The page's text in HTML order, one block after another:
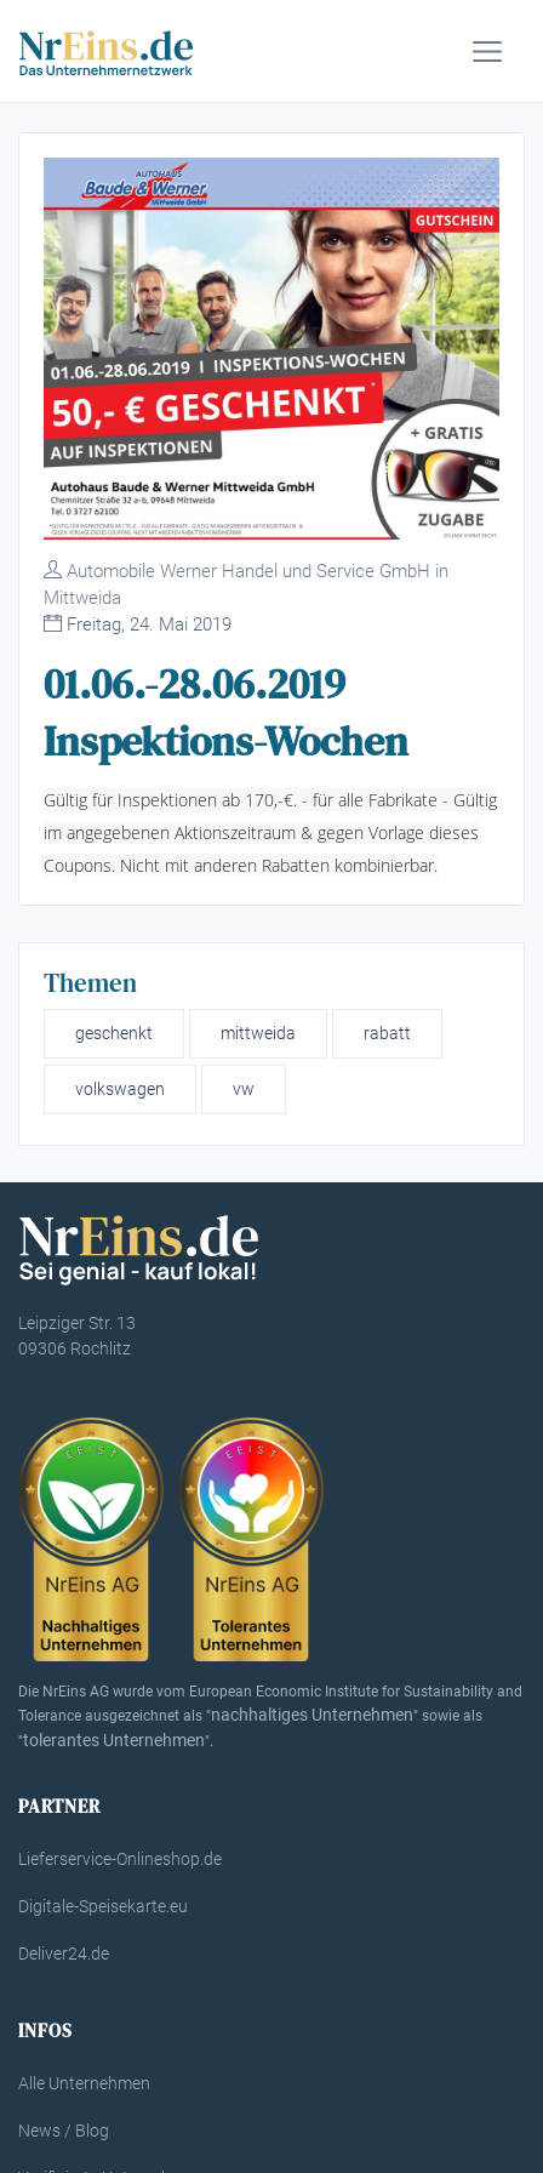
Automobile Werner Handel und Service GmbH in
Mittweida
Freitag, 24. Mai 2019
01.06.-28.06.2019
Inspektions-Wochen
Gültig für Inspektionen ab 170,-€. - für alle Fabrikate - Gültig
im angegebenen Aktionszeitraum & gegen Vorlage dieses
Coupons. Nicht mit anderen Rabatten kombinierbar.
Themen
geschenkt mittweida rabatt
volkswagen vw
Leipziger Str. 13
09306 Rochlitz
Die NrEins AG wurde vom European Economic Institute for Sustainability and
Tolerance ausgezeichnet als "nachhaltiges Unternehmen" sowie als
"tolerantes Unternehmen".
PARTNER
Lieferservice-Onlineshop.de
Digitale-Speisekarte.eu
Deliver24.de
INFOS
Alle Unternehmen
News / Blog